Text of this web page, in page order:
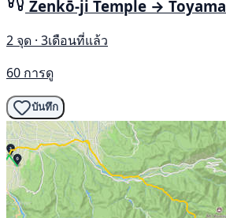
Zenkō-ji Temple →
2 จุด · 3เดือนที่แล้ว
60 การดู
บันทึก